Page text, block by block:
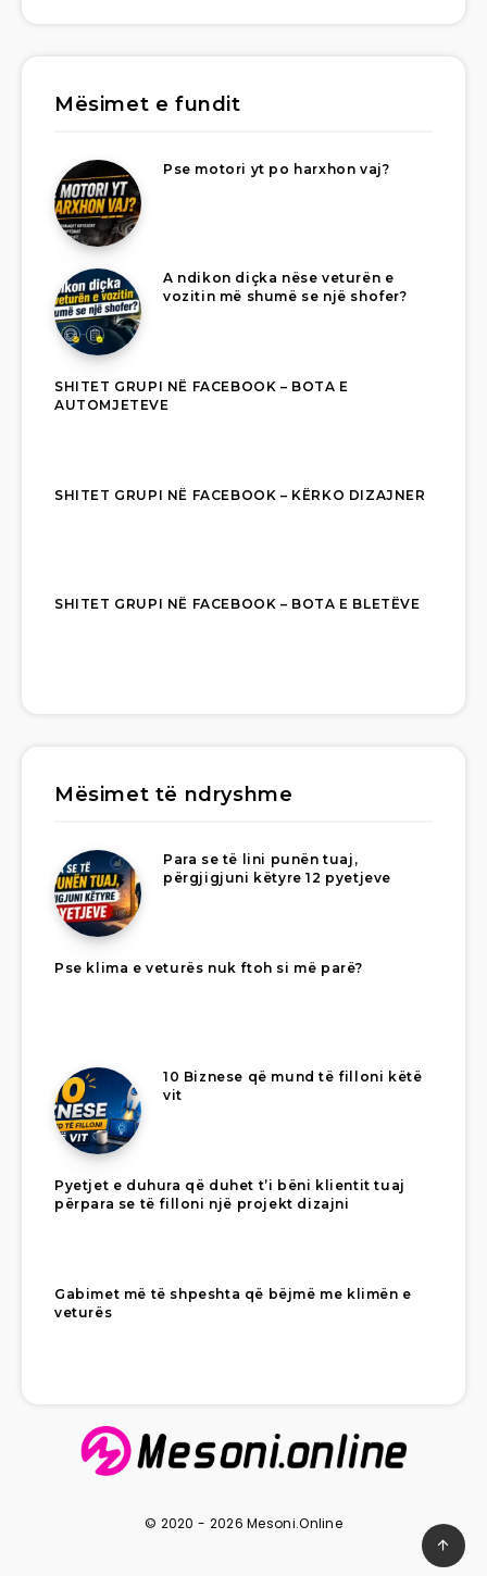
Mësimet e fundit
Pse motori yt po harxhon vaj?
A ndikon diçka nëse veturën e
vozitin më shumë se një shofer?
SHITET GRUPI NË FACEBOOK – BOTA E
AUTOMJETEVE
SHITET GRUPI NË FACEBOOK – KËRKO DIZAJNER
SHITET GRUPI NË FACEBOOK – BOTA E BLETËVE
Mësimet të ndryshme
Para se të lini punën tuaj,
përgjigjuni këtyre 12 pyetjeve
Pse klima e veturës nuk ftoh si më parë?
10 Biznese që mund të filloni këtë
vit
Pyetjet e duhura që duhet t’i bëni klientit tuaj
përpara se të filloni një projekt dizajni
Gabimet më të shpeshta që bëjmë me klimën e
veturës
© 2020 - 2026 Mesoni.Online